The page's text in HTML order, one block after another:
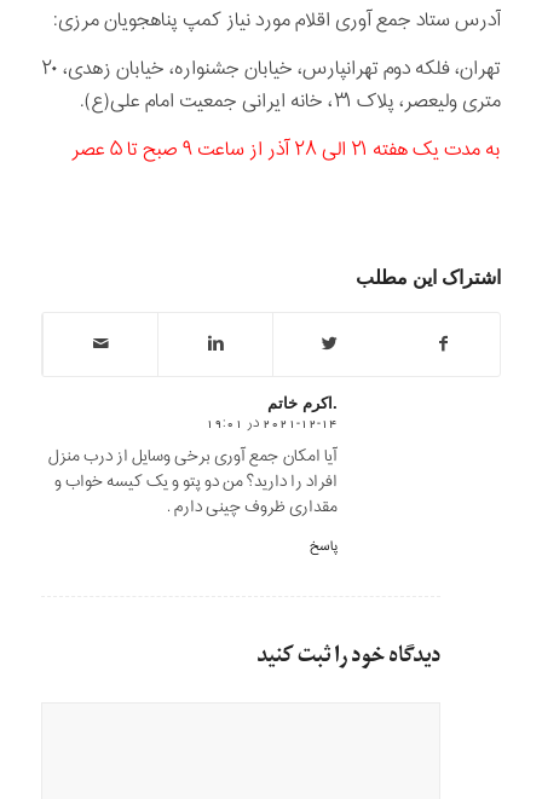
آدرس ستاد جمع آوری اقلام مورد نیاز کمپ پناهجویان مرزی:
تهران، فلکه دوم تهرانپارس، خیابان جشنواره، خیابان زهدی، ۲۰
متری ولیعصر، پلاک ۳۱، خانه ایرانی جمعیت امام علی(ع).
به مدت یک هفته ۲۱ الی ۲۸ آذر از ساعت ۹ صبح تا ۵ عصر
اشتراک این مطلب
.اکرم خاتم
says:
2021-12-14 در 19:01
آیا امکان جمع آوری برخی وسایل از درب منزل
افراد را دارید؟ من دو پتو و یک کیسه خواب و
مقداری ظروف چینی دارم .
پاسخ
دیدگاه خود را ثبت کنید